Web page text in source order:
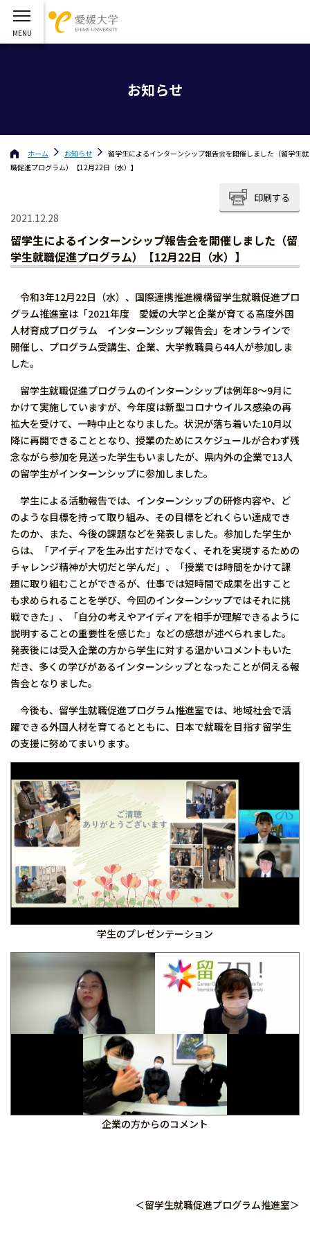
お知らせ
ホーム お知らせ
留学生によるインターンシップ報告会を開催しました（留学生就
職促進プログラム）【12月22日（水）】
印刷する
2021.12.28
留学生によるインターンシップ報告会を開催しました（留
学生就職促進プログラム）【12月22日（水）】
令和3年12月22日（水）、国際連携推進機構留学生就職促進プロ
グラム推進室は「2021年度 愛媛の大学と企業が育てる高度外国
人材育成プログラム インターンシップ報告会」をオンラインで
開催し、プログラム受講生、企業、大学教職員ら44人が参加しま
した。
留学生就職促進プログラムのインターンシップは例年8～9月に
かけて実施していますが、今年度は新型コロナウイルス感染の再
拡大を受けて、一時中止となりました。状況が落ち着いた10月以
降に再開できることとなり、授業のためにスケジュールが合わず残
念ながら参加を見送った学生もいましたが、県内外の企業で13人
の留学生がインターンシップに参加しました。
学生による活動報告では、インターンシップの研修内容や、ど
のような目標を持って取り組み、その目標をどれくらい達成でき
たのか、また、今後の課題などを発表しました。参加した学生か
らは、「アイディアを生み出すだけでなく、それを実現するための
チャレンジ精神が大切だと学んだ」、「授業では時間をかけて課
題に取り組むことができるが、仕事では短時間で成果を出すこと
も求められることを学び、今回のインターンシップではそれに挑
戦できた」、「自分の考えやアイディアを相手が理解できるように
説明することの重要性を感じた」などの感想が述べられました。
発表後には受入企業の方から学生に対する温かいコメントもいた
だき、多くの学びがあるインターンシップとなったことが伺える報
告会となりました。
今後も、留学生就職促進プログラム推進室では、地域社会で活
躍できる外国人材を育てるとともに、日本で就職を目指す留学生
の支援に努めてまいります。
学生のプレゼンテーション
企業の方からのコメント
＜留学生就職促進プログラム推進室＞